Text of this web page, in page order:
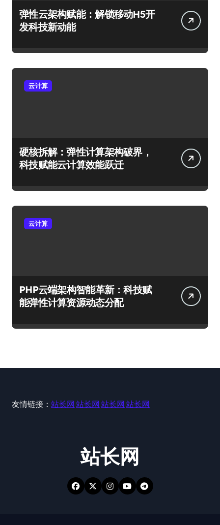
弹性云架构赋能：解锁移动H5开
发科技新动能
云计算
硬核拆解：弹性计算架构破界，
科技赋能云计算效能跃迁
云计算
PHP云端架构智能革新：科技赋
能弹性计算资源动态分配
友情链接： 站长网 站长网 站长网 站长网
站长网